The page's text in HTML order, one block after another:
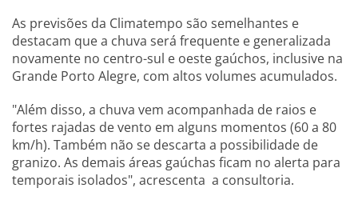
As previsões da Climatempo são semelhantes e
destacam que a chuva será frequente e generalizada
novamente no centro-sul e oeste gaúchos, inclusive na
Grande Porto Alegre, com altos volumes acumulados.
"Além disso, a chuva vem acompanhada de raios e
fortes rajadas de vento em alguns momentos (60 a 80
km/h). Também não se descarta a possibilidade de
granizo. As demais áreas gaúchas ficam no alerta para
temporais isolados", acrescenta a consultoria.